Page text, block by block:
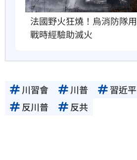
法國野火狂燒！烏消防隊用
戰時經驗助滅火
川習會 川普 習近平
反川普
反共